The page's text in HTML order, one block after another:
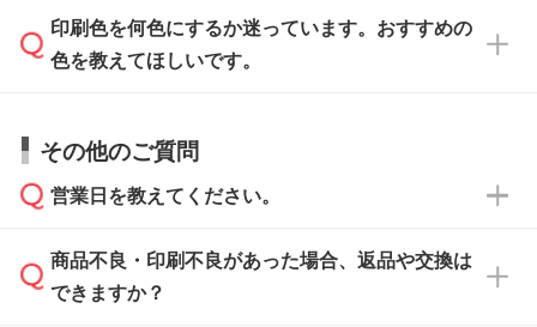
方」をご確認ください。
ムへ添付いただくか、担当スタッフ宛にメール
でお送りください。
い合わせください。
なお、印刷用データの作り方に関する詳細は、
データ作成でお困りの際には、担当スタッフが
サポートいたしますのでお気軽にご相談くださ
から添付してお送りください。
・解像度の低いデータをトレース/調整してほ
しい
解像度の低い画像や、手書きのイラスト、写真
などを、印刷に適したベクターデータに変換し
印刷色を何色にするか迷っています。おすすめの
色を教えてほしいです。
相談いただきますと、担当スタッフがお客様の
ご希望や商品の本体色を確認し、印刷色をご提
本体色がブラック、ネイビーなど濃色の場合は
白色か淡い色の印刷色をおすすめしておりま
す。
その他のご質問
営業日を教えてください。
営業日は平日の10:00～18:00で、土日祝日はお
休みとなります。注文・見積・お問い合わせ
商品不良・印刷不良があった場合、返品や交換は
できますか？